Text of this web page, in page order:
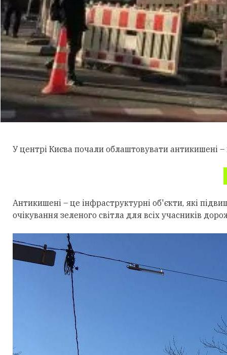
У центрі Києва почали облаштовувати
Антикишені – це інфраструктурні об'єкти, які
очікування зеленого світла для всіх учасників